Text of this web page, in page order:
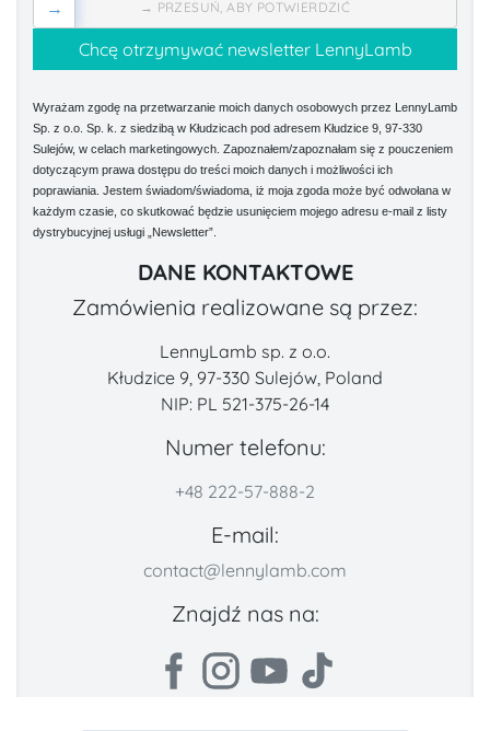
→ PRZESUŃ, ABY POTWIERDZIĆ
→
Wyrażam zgodę na przetwarzanie moich danych osobowych przez LennyLamb
Sp. z o.o. Sp. k. z siedzibą w Kłudzicach pod adresem Kłudzice 9, 97-330
Sulejów, w celach marketingowych. Zapoznałem/zapoznałam się z pouczeniem
dotyczącym prawa dostępu do treści moich danych i możliwości ich
poprawiania. Jestem świadom/świadoma, iż moja zgoda może być odwołana w
każdym czasie, co skutkować będzie usunięciem mojego adresu e-mail z listy
dystrybucyjnej usługi „Newsletter”.
DANE KONTAKTOWE
Zamówienia realizowane są przez:
LennyLamb sp. z o.o.
Kłudzice 9, 97-330 Sulejów, Poland
NIP: PL 521-375-26-14
Numer telefonu:
+48 222-57-888-2
E-mail:
contact@lennylamb.com
Znajdź nas na: